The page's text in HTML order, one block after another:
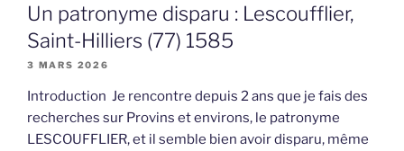
Un patronyme disparu : Lescoufflier,
Saint-Hilliers (77) 1585
3 MARS 2026
Introduction Je rencontre depuis 2 ans que je fais des
recherches sur Provins et environs, le patronyme
LESCOUFFLIER, et il semble bien avoir disparu, même